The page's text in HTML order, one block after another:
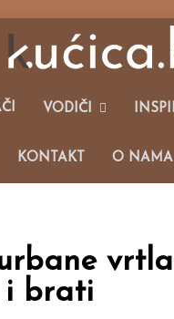
Načinu Života.
VODIČI
KONTAKT O NAMA
i brati